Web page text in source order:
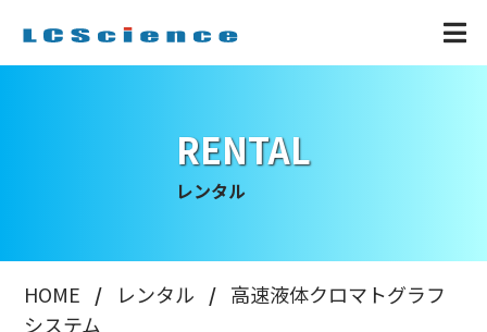
RENTAL
レンタル
HOME レンタル
高速液体クロマトグラフ
システム